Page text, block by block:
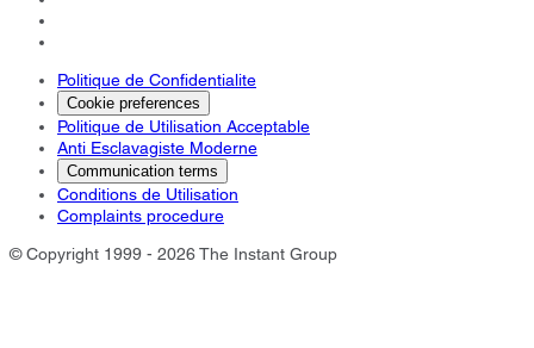
Politique de Confidentialite
Cookie preferences
Politique de Utilisation Acceptable
Anti Esclavagiste Moderne
Communication terms
Conditions de Utilisation
Complaints procedure
© Copyright 1999 - 2026 The Instant Group